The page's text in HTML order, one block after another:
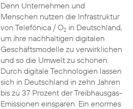
Denn Unternehmen und
Menschen nutzen die Infrastruktur
von Telefónica / O2in Deutschland,
um ihre nachhaltigen digitalen
Geschäftsmodelle zu verwirklichen
und so die Umwelt zu schonen.
Durch digitale Technologien lassen
sich in Deutschland in zehn Jahren
bis zu 37 Prozent der Treibhausgas-
Emissionen einsparen. Ein enormes